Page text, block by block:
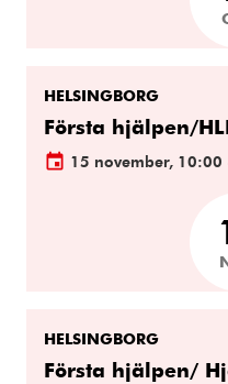
HELSINGBORG
Första hjälpen/
15 november,
HELSINGBORG
Första hjälpen/